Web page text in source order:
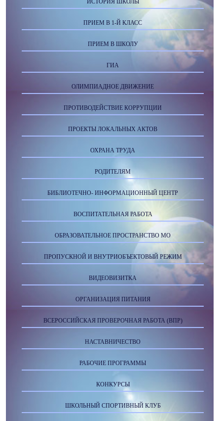
ИСТОРИЯ ШКОЛЫ
ПРИЕМ В 1-Й КЛАСС
ПРИЕМ В ШКОЛУ
ГИА
ОЛИМПИАДНОЕ ДВИЖЕНИЕ
ПРОТИВОДЕЙСТВИЕ КОРРУПЦИИ
ПРОЕКТЫ ЛОКАЛЬНЫХ АКТОВ
ОХРАНА ТРУДА
РОДИТЕЛЯМ
БИБЛИОТЕЧНО- ИНФОРМАЦИОННЫЙ ЦЕНТР
ВОСПИТАТЕЛЬНАЯ РАБОТА
ОБРАЗОВАТЕЛЬНОЕ ПРОСТРАНСТВО МО
ПРОПУСКНОЙ И ВНУТРИОБЪЕКТОВЫЙ РЕЖИМ
ВИДЕОВИЗИТКА
ОРГАНИЗАЦИЯ ПИТАНИЯ
ВСЕРОССИЙСКАЯ ПРОВЕРОЧНАЯ РАБОТА (ВПР)
НАСТАВНИЧЕСТВО
РАБОЧИЕ ПРОГРАММЫ
КОНКУРСЫ
ШКОЛЬНЫЙ СПОРТИВНЫЙ КЛУБ